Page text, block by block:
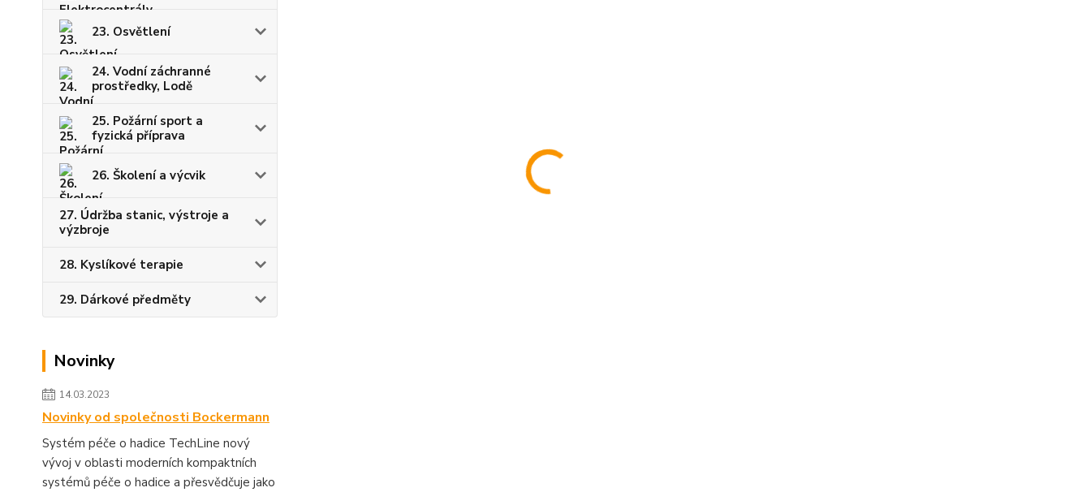
23. Osvětlení
24. Vodní záchranné
prostředky, Lodě
25. Požární sport a
fyzická příprava
26. Školení a výcvik
27. Údržba stanic, výstroje a
výzbroje
28. Kyslíkové terapie
29. Dárkové předměty
Novinky
14.03.2023
Novinky od společnosti Bockermann
Systém péče o hadice TechLine nový
vývoj v oblasti moderních kompaktních
systémů péče o hadice a přesvědčuje jako